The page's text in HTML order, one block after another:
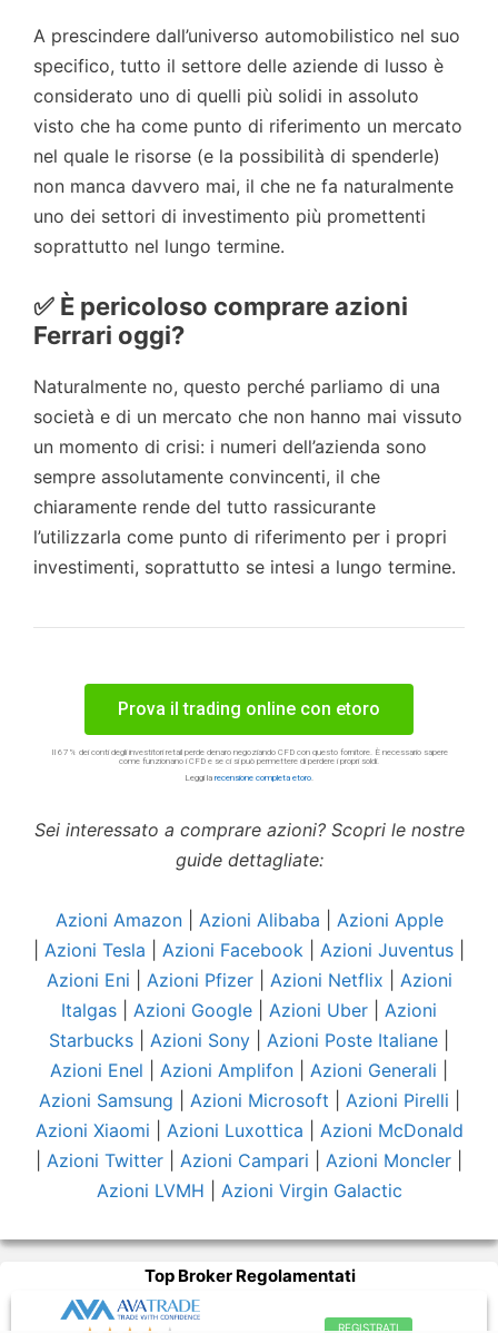
A prescindere dall’universo automobilistico nel suo
specifico, tutto il settore delle aziende di lusso è
considerato uno di quelli più solidi in assoluto
visto che ha come punto di riferimento un mercato
nel quale le risorse (e la possibilità di spenderle)
non manca davvero mai, il che ne fa naturalmente
uno dei settori di investimento più promettenti
soprattutto nel lungo termine.
✅ È pericoloso comprare azioni
Ferrari oggi?
Naturalmente no, questo perché parliamo di una
società e di un mercato che non hanno mai vissuto
un momento di crisi: i numeri dell’azienda sono
sempre assolutamente convincenti, il che
chiaramente rende del tutto rassicurante
l’utilizzarla come punto di riferimento per i propri
investimenti, soprattutto se intesi a lungo termine.
Prova il trading online con etoro
Il 67% dei conti degli investitori retail perde denaro negoziando CFD con questo fornitore. È necessario sapere
come funzionano i CFD e se ci si può permettere di perdere i propri soldi.
Leggi la recensione completa etoro
Sei interessato a comprare azioni? Scopri le nostre
guide dettagliate:
Azioni Amazon| Azioni Alibaba
Azioni Apple
Azioni Tesla Azioni Facebook Azioni Juventus
Azioni Eni
Azioni Pfizer| Azioni Netflix
Azioni
Italgas
Azioni Google Azioni Uber
Azioni
Starbucks
Azioni Sony Azioni Poste Italiane
Azioni Enel
Azioni Amplifon Azioni Generali
Azioni Samsung
Azioni Microsoft Azioni Pirelli
Azioni Xiaomi
Azioni Luxottica
Azioni McDonald
Azioni Twitter Azioni Campari Azioni Moncler
Azioni LVMH
Azioni Virgin Galactic
Top Broker Regolamentati
REGISTRATI